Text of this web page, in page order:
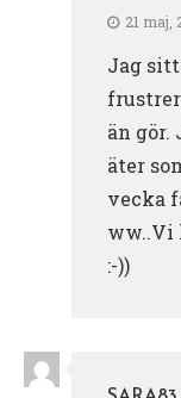
21 maj,
Jag
än gör.
äter
vecka
ww..Vi
:-))